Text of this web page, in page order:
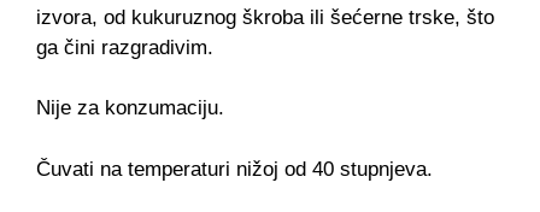
izvora, od kukuruznog škroba ili šećerne trske, što
ga čini razgradivim.
Nije za konzumaciju.
Čuvati na temperaturi nižoj od 40 stupnjeva.